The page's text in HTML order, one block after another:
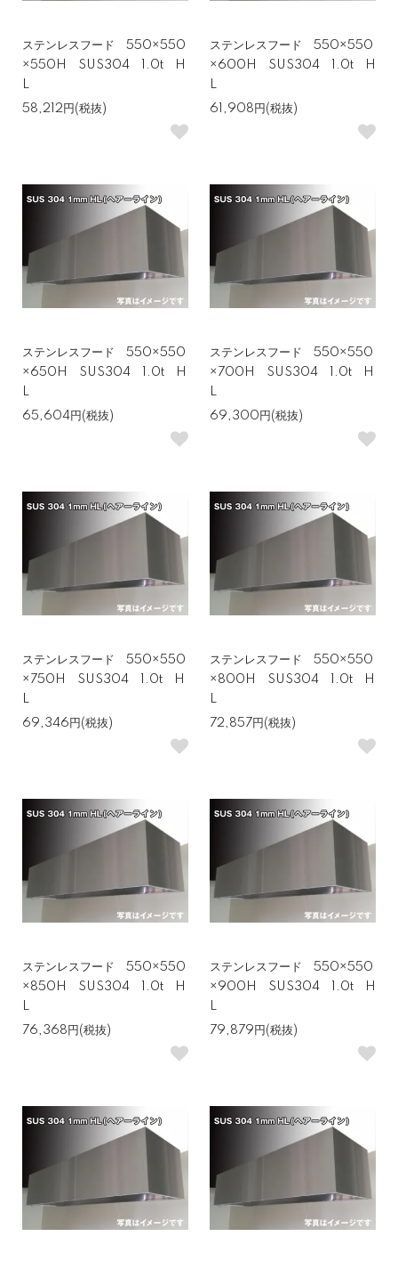
ステンレスフード 550×550
×550H SUS304 1.0t H
L
58,212円(税抜)
ステンレスフード 550×550
×600H SUS304 1.0t H
L
61,908円(税抜)
ステンレスフード 550×550
×650H SUS304 1.0t H
L
65,604円(税抜)
ステンレスフード 550×550
×700H SUS304 1.0t H
L
69,300円(税抜)
ステンレスフード 550×550
×750H SUS304 1.0t H
L
69,346円(税抜)
ステンレスフード 550×550
×800H SUS304 1.0t H
L
72,857円(税抜)
ステンレスフード 550×550
×850H SUS304 1.0t H
L
76,368円(税抜)
ステンレスフード 550×550
×900H SUS304 1.0t H
L
79,879円(税抜)